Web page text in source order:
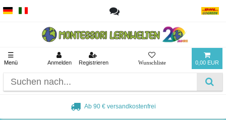
☰
Menü Anmelden Registrieren 0,00 EUR
Ab 90 € versandkostenfrei